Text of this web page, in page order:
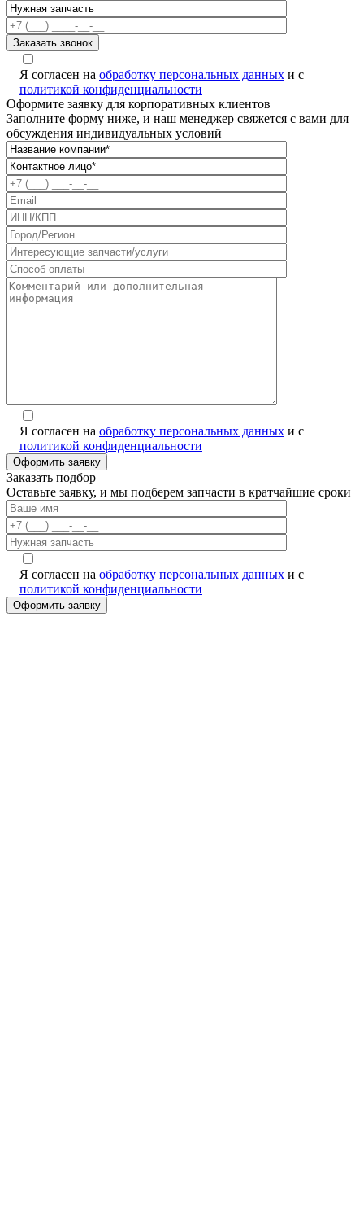
Я согласен на обработку персональных данных и с
политикой конфиденциальности
Оформите заявку для корпоративных клиентов
Заполните форму ниже, и наш менеджер свяжется с вами для
обсуждения индивидуальных условий
Я согласен на обработку персональных данных и с
политикой конфиденциальности
Заказать подбор
Оставьте заявку, и мы подберем запчасти в кратчайшие сроки
Я согласен на обработку персональных данных и с
политикой конфиденциальности